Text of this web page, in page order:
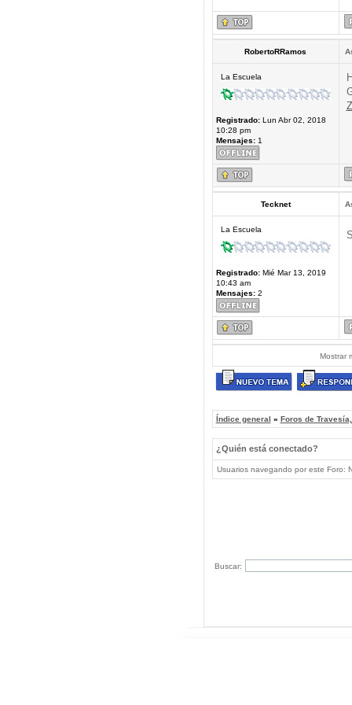
RobertoRRamos
La Escuela
Registrado:Lun Abr 02, 2018
10:28 pm
Mensajes:1
Tecknet
La Escuela
Registrado:Mié Mar 13, 2019
10:43 am
Mensajes:2
Mostrar
Índice general » Foros de
¿Quién está conectado?
Usuarios navegando por este Foro:
Buscar: